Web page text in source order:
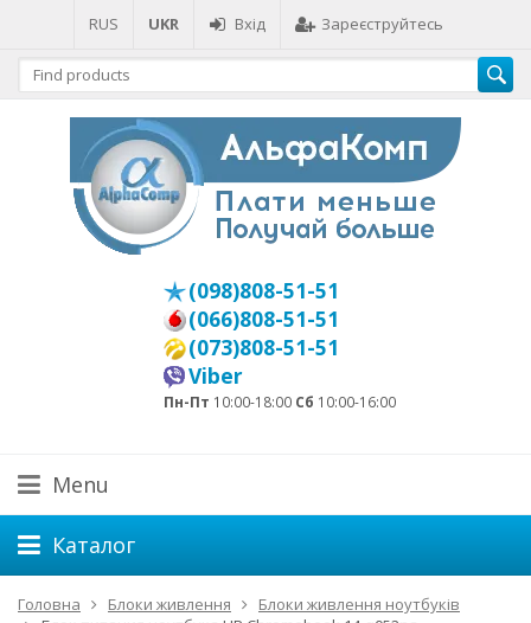
RUS UKR Вхід Зареєструйтесь
(098)808-51-51
(066)808-51-51
(073)808-51-51
Viber
Пн-Пт 10:00-18:00 Сб 10:00-16:00
Menu
Каталог
Головна Блоки живлення
Блоки живлення ноутбуків